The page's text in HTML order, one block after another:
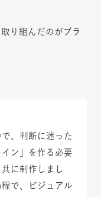
り組んだのがブラ
、判断に迷った
ン」を作る必要
に制作しまし
で、ビジュアル